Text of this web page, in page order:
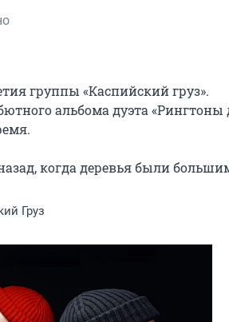
группы «Каспийский груз».
альбома дуэта «Рингтоны
когда деревья были
Груз